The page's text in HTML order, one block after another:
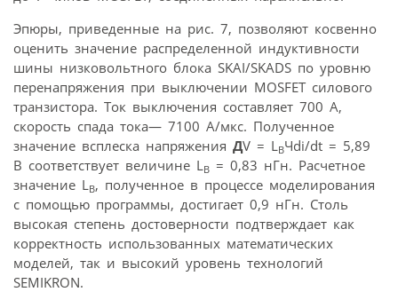
Эпюры, приведенные на рис. 7, позволяют косвенно
оценить значение распределенной индуктивности
шины низковольтного блока SKAI/SKADS по уровню
перенапряжения при выключении MOSFET силового
транзистора. Ток выключения составляет 700 А,
скорость спада тока— 7100 А/мкс. Полученное
значение всплеска напряжения ДV = L BЧdi/dt = 5,89
В соответствует величине L B = 0,83 нГн. Расчетное
значение L B, полученное в процессе моделирования
с помощью программы, достигает 0,9 нГн. Столь
высокая степень достоверности подтверждает как
корректность использованных математических
моделей, так и высокий уровень технологий
SEMIKRON.